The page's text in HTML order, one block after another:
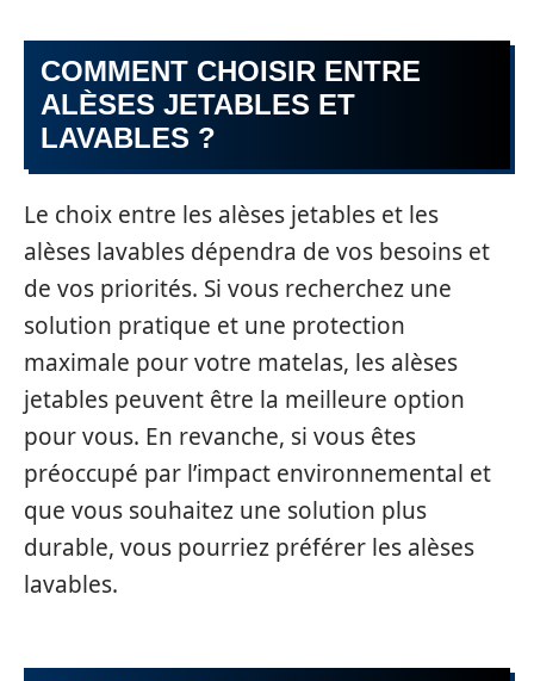
COMMENT CHOISIR ENTRE
ALÈSES JETABLES ET
LAVABLES ?
Le choix entre les alèses jetables et les
alèses lavables dépendra de vos besoins et
de vos priorités. Si vous recherchez une
solution pratique et une protection
maximale pour votre matelas, les alèses
jetables peuvent être la meilleure option
pour vous. En revanche, si vous êtes
préoccupé par l’impact environnemental et
que vous souhaitez une solution plus
durable, vous pourriez préférer les alèses
lavables.